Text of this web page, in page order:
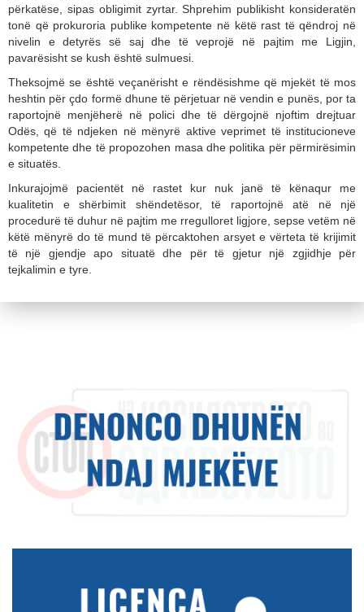
përkatëse, sipas obligimit zyrtar. Shprehim publikisht konsideratën
tonë që prokuroria publike kompetente në këtë rast të qëndroj në
nivelin e detyrës së saj dhe të veprojë në pajtim me Ligjin,
pavarësisht se kush është sulmuesi.
Theksojmë se është veçanërisht e rëndësishme që mjekët të mos
heshtin për çdo formë dhune të përjetuar në vendin e punës, por ta
raportojnë menjëherë në polici dhe të dërgojnë njoftim drejtuar
Odës, që të ndjeken në mënyrë aktive veprimet të institucioneve
kompetente dhe të propozohen masa dhe politika për përmirësimin
e situatës.
Inkurajojmë pacientët në rastet kur nuk janë të kënaqur me
kualitetin e shërbimit shëndetësor, të raportojnë atë në një
procedurë të duhur në pajtim me rregulloret ligjore, sepse vetëm në
këtë mënyrë do të mund të përcaktohen arsyet e vërteta të krijimit
të një gjendje apo situatë dhe për të gjetur një zgjidhje për
tejkalimin e tyre.